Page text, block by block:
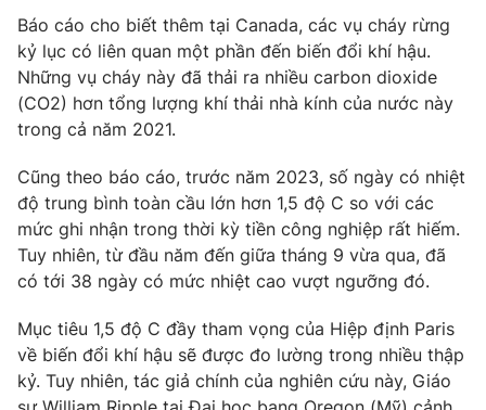
Liên hệ tòa soạn English
THỜI BÁO VTV
Theo dõi báo trên
Cơ quan chủ quản:Đài Truyền hình Việt Nam
Cơ quan báo chí:
Giấy phép hoạt động báo in và báo điện tử số 483/GP-BTTTT
cấp ngày 29/12/2023
Tổng Biên tập: Vũ Thanh Thủy
Báo cáo cho biết thêm tại Canada, các vụ cháy rừng
kỷ lục có liên quan một phần đến biến đổi khí hậu.
Những vụ cháy này đã thải ra nhiều carbon dioxide
(CO2) hơn tổng lượng khí thải nhà kính của nước này
trong cả năm 2021.
Cũng theo báo cáo, trước năm 2023, số ngày có nhiệt
độ trung bình toàn cầu lớn hơn 1,5 độ C so với các
mức ghi nhận trong thời kỳ tiền công nghiệp rất hiếm.
Tuy nhiên, từ đầu năm đến giữa tháng 9 vừa qua, đã
có tới 38 ngày có mức nhiệt cao vượt ngưỡng đó.
Mục tiêu 1,5 độ C đầy tham vọng của Hiệp định Paris
về biến đổi khí hậu sẽ được đo lường trong nhiều thập
kỷ. Tuy nhiên, tác giả chính của nghiên cứu này, Giáo